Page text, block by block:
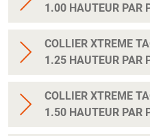
1.00 HAUTEUR PAR
COLLIER XTREME
1.25 HAUTEUR PAR
COLLIER XTREME
1.50 HAUTEUR PAR